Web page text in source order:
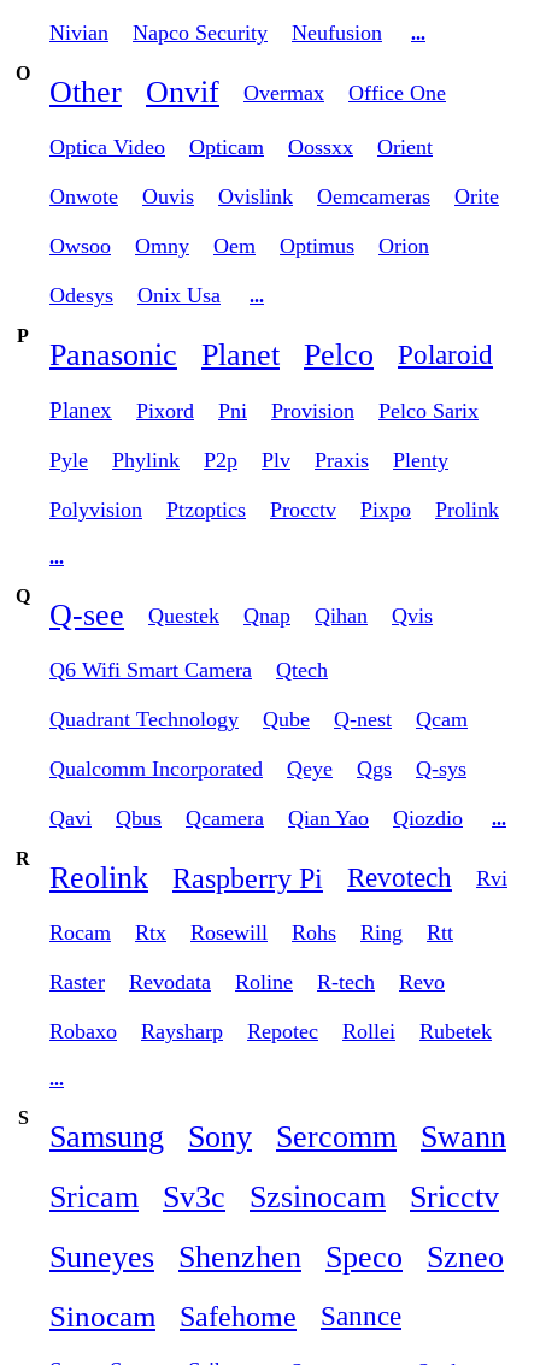
Nivian Napco Security Neufusion
...
O
Other Onvif Overmax Office One
Optica Video Opticam Oossxx Orient
Onwote Ouvis Ovislink Oemcameras Orite
Owsoo Omny Oem Optimus Orion
Odesys Onix Usa
...
P
Panasonic Planet Pelco Polaroid
Planex Pixord Pni Provision Pelco Sarix
Pyle Phylink P2p Plv Praxis Plenty
Polyvision Ptzoptics Procctv Pixpo Prolink
...
Q
Q-see Questek Qnap Qihan Qvis
Q6 Wifi Smart Camera Qtech
Quadrant Technology Qube Q-nest Qcam
Qualcomm Incorporated Qeye Qgs Q-sys
Qavi Qbus Qcamera Qian Yao Qiozdio
...
R
Reolink Raspberry Pi Revotech Rvi
Rocam Rtx Rosewill Rohs Ring Rtt
Raster Revodata Roline R-tech Revo
Robaxo Raysharp Repotec Rollei Rubetek
...
S
Samsung Sony Sercomm
Swann
Sricam
Sv3c Szsinocam
Sricctv
Suneyes
Shenzhen Speco Szneo
Sinocam Safehome Sannce